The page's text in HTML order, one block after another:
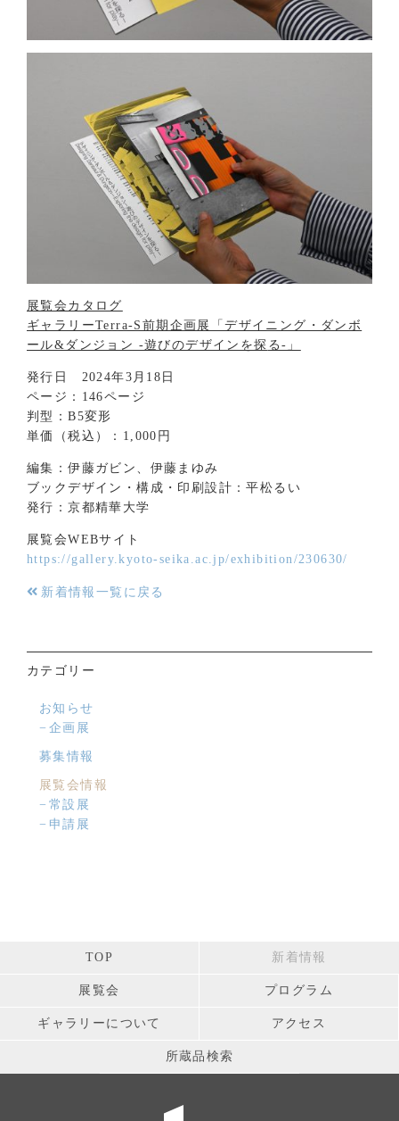
展覧会カタログ
ギャラリーTerra-S前期企画展「デザイニング・ダンボ
ール&ダンジョン -遊びのデザインを探 る-」
発行日 2024年3月18日
ページ：146ページ
判型：B5変形
単価（税込）：1,000円
編集：伊藤ガビン、伊藤まゆみ
ブックデザイン・構成・印刷設計：平松るい
発行：京都精華大学
展覧会WEBサイト
https://gallery.kyoto-seika.ac.jp/exhibition/230630/
新着情報一覧に戻る
カテゴリー
お知らせ
企画展
募集情報
展覧会情報
常設展
申請展
TOP 新着情報
展覧会 プログラム
ギャラリーについて アクセス
所蔵品検索